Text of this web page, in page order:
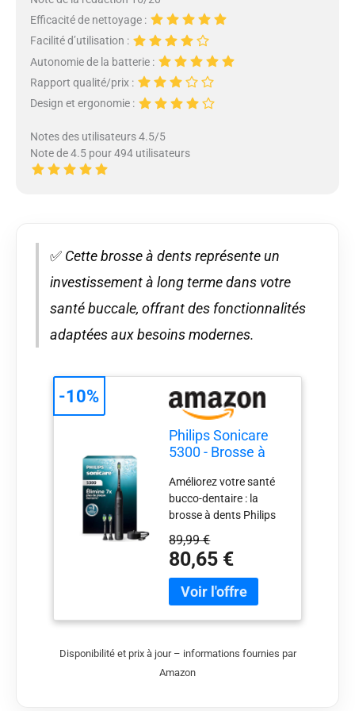
Efficacité de nettoyage :
Facilité d’utilisation :
Autonomie de la batterie :
Rapport qualité/prix :
Design et ergonomie :
Notes des utilisateurs 4.5/5
Note de 4.5 pour 494 utilisateurs
✅ Cette brosse à dents représente un
investissement à long terme dans votre
santé buccale, offrant des fonctionnalités
adaptées aux besoins modernes.
Philips Sonicare
5300 - Brosse à
sonique avec 2
niveaux
d'intensité, Alerte
de pression,
EasyStart,
SmarTimer et
BrushPacer, Noir,
modèle
HX7101/04
technologie]
Améliorez votre santé
bucco-dentaire : la
brosse à dents Philips
Sonicare 5300 élimine
jusqu'à 7 fois plus de
plaque dentaire¹ et
enlève les taches en
surface pour un sourire
Sonicare nouvelle
89,99 €
80,65 €
-10%
Disponibilité et prix à jour – informations fournies par
Amazon